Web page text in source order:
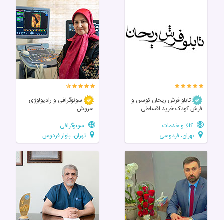
تابلو فرش ریحان کوسن و
فرش کودک خرید اقساطی
کالا و خدمات
تهران، فردوسی
سونوگرافی و رادیولوژی
سروش
سونوگرافی
تهران، بلوار فردوس